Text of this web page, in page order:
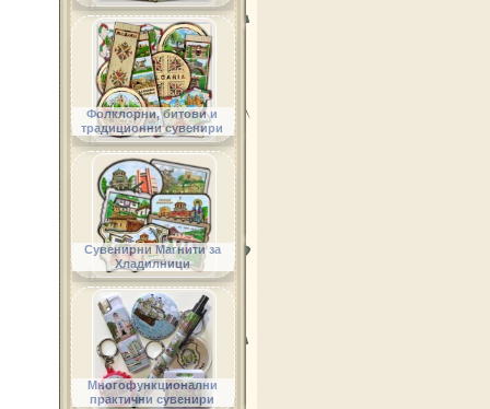
Фолклорни, битови и
традиционни сувенири
Сувенирни Магнити за
Хладилници
Многофункционални
практични сувенири